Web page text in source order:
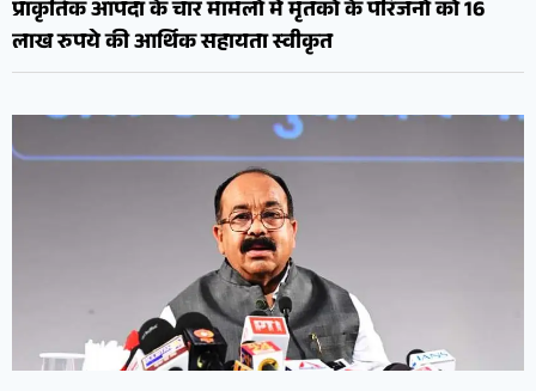
प्राकृतिक आपदा के चार मामलों में मृतकों के परिजनों को 16
लाख रुपये की आर्थिक सहायता स्वीकृत